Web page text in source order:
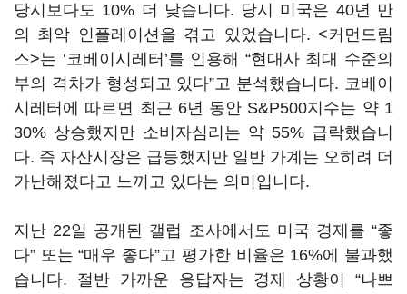
당시보다도 10% 더 낮습니다. 당시 미국은 40년 만
의 최악 인플레이션을 겪고 있었습니다. <커먼드림
스>는 ‘코베이시레터’를 인용해 “현대사 최대 수준의
부의 격차가 형성되고 있다”고 분석했습니다. 코베이
시레터에 따르면 최근 6년 동안 S&P500지수는 약 1
30% 상승했지만 소비자심리는 약 55% 급락했습니
다. 즉 자산시장은 급등했지만 일반 가계는 오히려 더
가난해졌다고 느끼고 있다는 의미입니다.
지난 22일 공개된 갤럽 조사에서도 미국 경제를 “좋
다” 또는 “매우 좋다”고 평가한 비율은 16%에 불과했
습니다. 절반 가까운 응답자는 경제 상황이 “나쁘